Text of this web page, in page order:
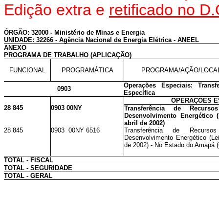
Edição extra e retificado no
ÓRGÃO: 32000 - Ministério de Minas e Energia
UNIDADE: 32266 - Agência Nacional de Energia Elétrica - ANEEL
ANEXO
PROGRAMA DE TRABALHO (APLICAÇÃO)
FUNCIONAL PROGRAMÁTICA PROGRAMA/AÇÃO/
0903
Operações Especiais:
Específica
OPERAÇÕES
28 845
0903 00NY
Transferência de
Desenvolvimento Energético
abril de 2002)
28 845
0903 00NY 6516
Transferência de
Desenvolvimento Energético
de 2002) - No Estado do Amapá
TOTAL - FISCAL
TOTAL - SEGURIDADE
TOTAL - GERAL